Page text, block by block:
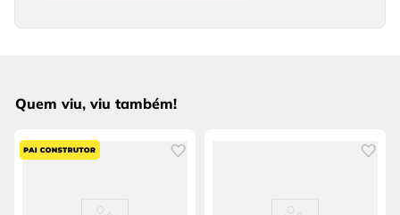
Quem viu, viu também!